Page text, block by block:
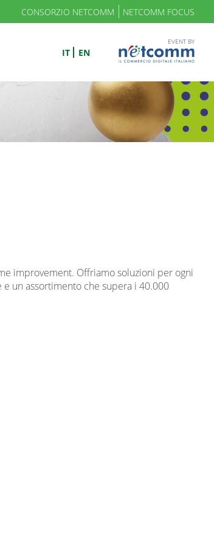
CONSORZIO NETCOMM NETCOMM FOCUS
IT EN
EVENT BY
improvement. Offriamo soluzioni per ogni
un assortimento che supera i 40.000